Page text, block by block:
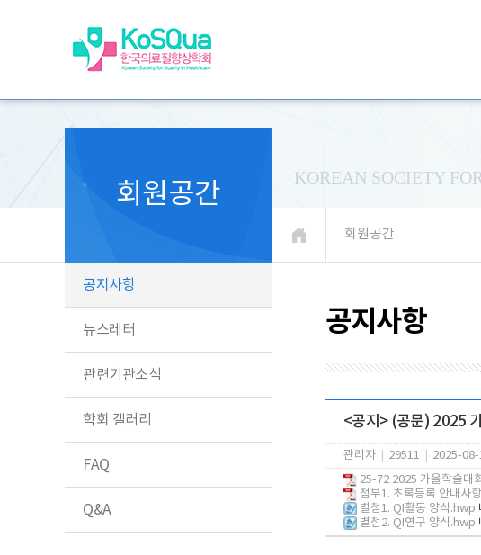
KOREAN SOCIETY
회원공간
회원공간
공지사항
뉴스레터
관련기관소식
학회 갤러리
FAQ
Q&A
공지사항
<공지> (공문) 2025
관리자 29511
2025-
25-72 2025 가을학술대
첨부1. 초록등록 안내사
별첨1. QI활동 양식.hwp
별첨2. QI연구 양식.hwp